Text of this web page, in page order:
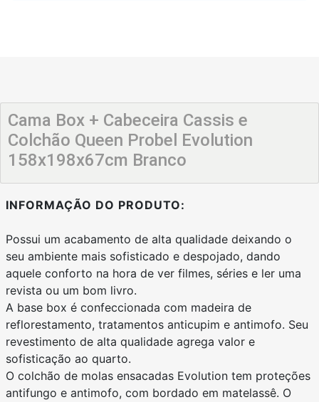
Cama Box + Cabeceira Cassis e
Colchão Queen Probel Evolution
158x198x67cm Branco
INFORMAÇÃO DO PRODUTO:
Possui um acabamento de alta qualidade deixando o
seu ambiente mais sofisticado e despojado, dando
aquele conforto na hora de ver filmes, séries e ler uma
revista ou um bom livro.
A base box é confeccionada com madeira de
reflorestamento, tratamentos anticupim e antimofo. Seu
revestimento de alta qualidade agrega valor e
sofisticação ao quarto.
O colchão de molas ensacadas Evolution tem proteções
antifungo e antimofo, com bordado em matelassê. O